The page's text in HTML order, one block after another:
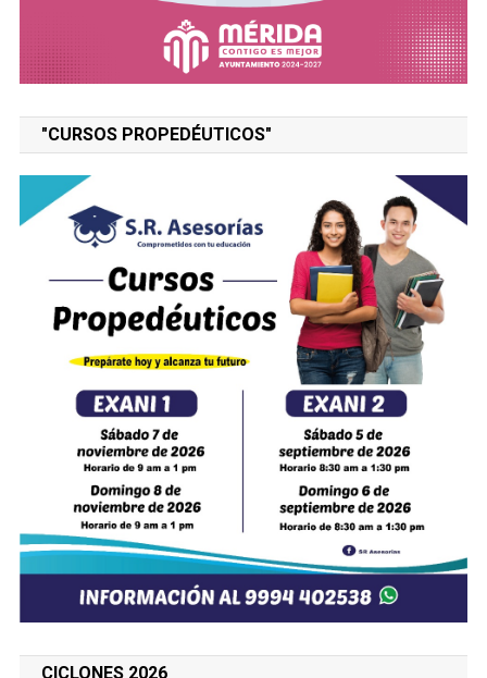
"CURSOS PROPEDÉUTICOS"
CICLONES 2026